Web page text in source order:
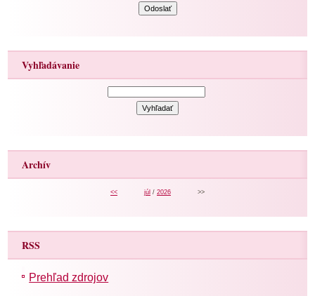
Vyhľadávanie
Archív
<< júl / 2026 >>
RSS
Prehľad zdrojov